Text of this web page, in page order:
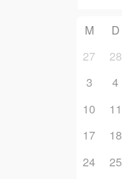
M D
27
28
3
4
10
11
17
18
24
25